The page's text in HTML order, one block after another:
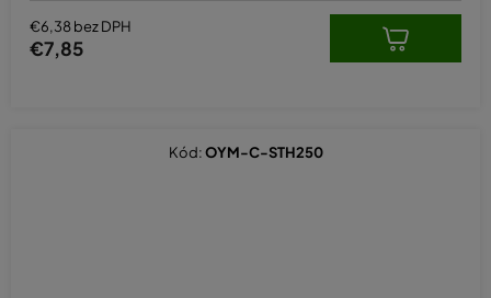
€6,38 bez DPH
€7,85
Kód:OYM-C-STH250